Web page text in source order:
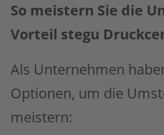
So meistern Sie die
Vorteil stegu
Als Unternehmen
Optionen, um die
meistern: